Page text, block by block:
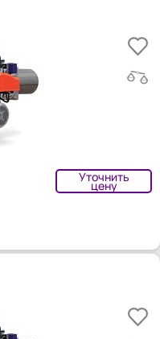
Уточнить
цену